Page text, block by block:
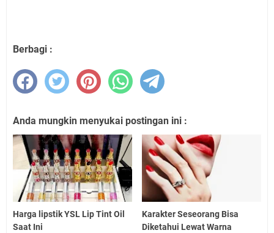
Berbagi :
Anda mungkin menyukai postingan ini :
Harga lipstik YSL Lip Tint Oil
Saat Ini
Karakter Seseorang Bisa
Diketahui Lewat Warna